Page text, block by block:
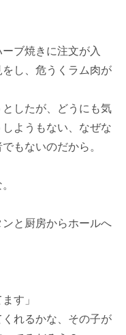
ブ焼きに注文が入
し、危うくラム肉が
したが、どうにも気
ようもない、なぜな
でもないのだから。
と厨房からホールへ
す」
れるかな、その子が